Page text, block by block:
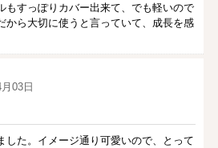
もすっぽりカバー出来て、でも軽いので
から大切に使うと言っていて、成長を感
03日
した。イメージ通り可愛いので、とって